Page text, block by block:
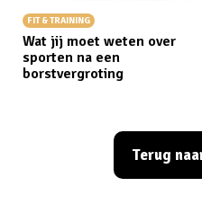
FIT & TRAINING
Wat jij moet weten over
sporten na een
borstvergroting
Terug